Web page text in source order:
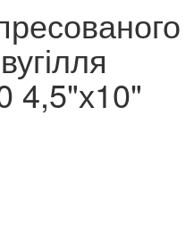
4,5"х10"